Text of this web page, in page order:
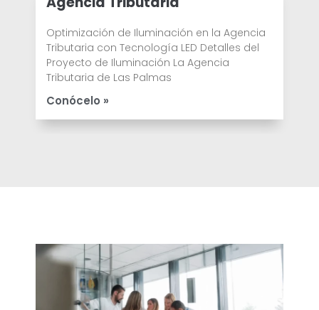
Optimización de Iluminación en la Agencia
Tributaria con Tecnología LED Detalles del
Proyecto de Iluminación La Agencia
Tributaria de Las Palmas
Conócelo »